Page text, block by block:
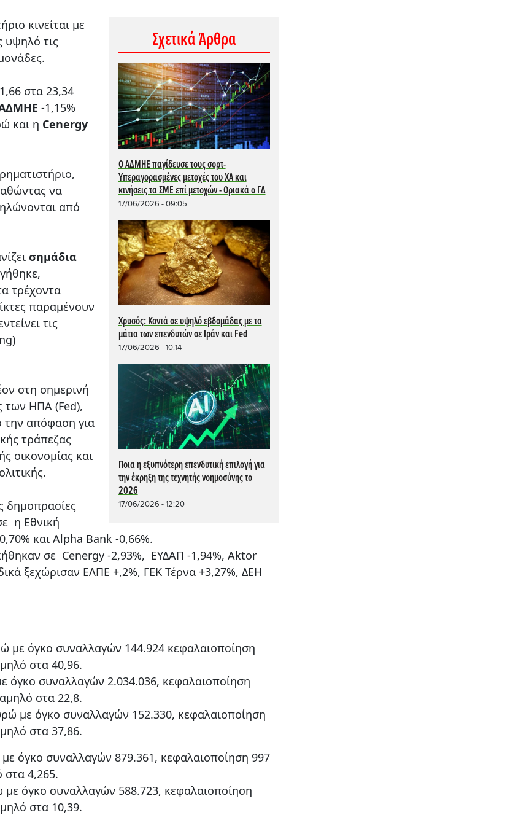
Σχετικά Άρθρα
Ο ΑΔΜΗΕ παγίδευσε τους σορτ-
Yπεραγορασμένες μετοχές του ΧΑ και
κινήσεις τα ΣΜΕ επί μετοχών - Oριακά ο ΓΔ
17/06/2026 - 09:05
Χρυσός: Κοντά σε υψηλό εβδομάδας με τα
μάτια των επενδυτών σε Ιράν και Fed
17/06/2026 - 10:14
Ποια η εξυπνότερη επενδυτική επιλογή για
την έκρηξη της τεχνητής νοημοσύνης το
2026
17/06/2026 - 12:20
κινείται με
υψηλό τις
στα 23,34
-1,15%
και η Cenergy
να
από
σημάδια
τρέχοντα
παραμένουν
τις
στη σημερινή
των ΗΠΑ (Fed),
την απόφαση για
τράπεζας
οικονομίας και
δημοπρασίες
η Εθνική
και Αlpha Bank -0,66%.
σε Cenergy -2,93%, ΕΥΔΑΠ -1,94%, Aktor
ξεχώρισαν ΕΛΠΕ +,2%, ΓΕΚ Τέρνα +3,27%, ΔΕΗ
με όγκο συναλλαγών 144.924 κεφαλαιοποίηση
στα 40,96.
όγκο συναλλαγών 2.034.036, κεφαλαιοποίηση
στα 22,8.
με όγκο συναλλαγών 152.330, κεφαλαιοποίηση
στα 37,86.
όγκο συναλλαγών 879.361, κεφαλαιοποίηση 997
στα 4,265.
με όγκο συναλλαγών 588.723, κεφαλαιοποίηση
στα 10,39.